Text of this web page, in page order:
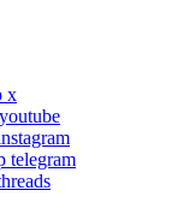
x
telegram